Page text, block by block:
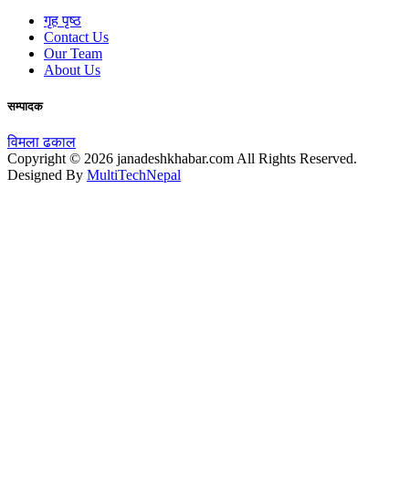
गृह पृष्ठ
Contact Us
Our Team
About Us
सम्पादक
विमला ढकाल
Copyright © 2026 janadeshkhabar.com All Rights Reserved.
Designed By MultiTechNepal